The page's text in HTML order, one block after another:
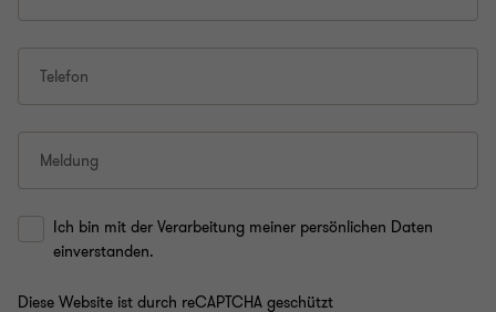
Telefon
Meldung
Ich bin mit der Verarbeitung meiner persönlichen Daten
einverstanden.
Diese Website ist durch reCAPTCHA geschützt